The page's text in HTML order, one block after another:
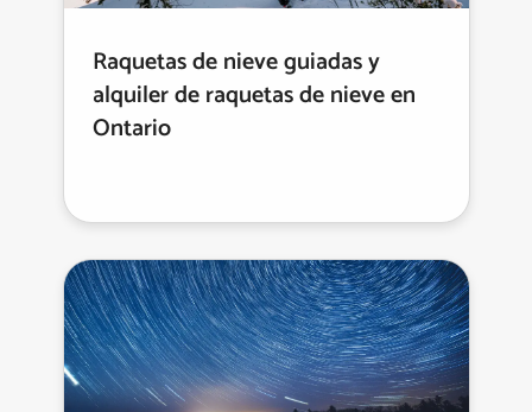
Raquetas de nieve guiadas y
alquiler de raquetas de nieve en
Ontario